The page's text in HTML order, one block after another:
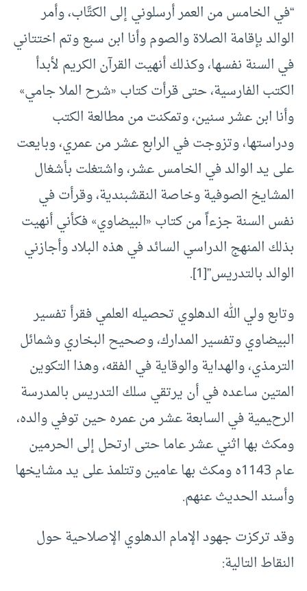
“في الخامس من العمر أرسلوني إلى الكتَّاب، وأمر
الوالد بإقامة الصلاة والصوم وأنا ابن سبع وتم اختتاني
في السنة نفسها، وكذلك أنهيت القرآن الكريم لأبدأ
الكتب الفارسية، حتى قرأت كتاب «شرح الملا جامي»
وأنا ابن عشر سنين، وتمكنت من مطالعة الكتب
ودراستها، وتزوجت في الرابع عشر من عمري، وبايعت
على يد الوالد في الخامس عشر، واشتغلت بأشغال
المشايخ الصوفية وخاصة النقشبندية، وقرأت في
نفس السنة جزءاً من كتاب «البيضاوي» فكأني أنهيت
بذلك المنهج الدراسي السائد في هذه البلاد وأجازني
الوالد بالتدريس”[1]
.
وتابع ولي الله الدهلوي تحصيله العلمي فقرأ تفسير
البيضاوي وتفسير المدارك، وصحيح البخاري وشمائل
الترمذي، والهداية والوقاية في الفقه، وهذا التكوين
المتين ساعده في أن يرتقي سلك التدريس بالمدرسة
الرحيمية في السابعة عشر من عمره حين توفي والده،
ومكث بها اثني عشر عاما حتى ارتحل إلى الحرمين
عام 1143ه ومكث بها عامين وتتلمذ على يد مشايخها
وأسند الحديث عنهم.
وقد تركزت جهود الإمام الدهلوي الإصلاحية حول
النقاط التالية: